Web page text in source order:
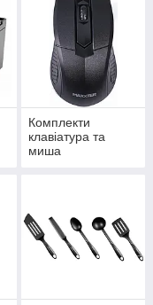
Комплекти
клавіатура та
миша